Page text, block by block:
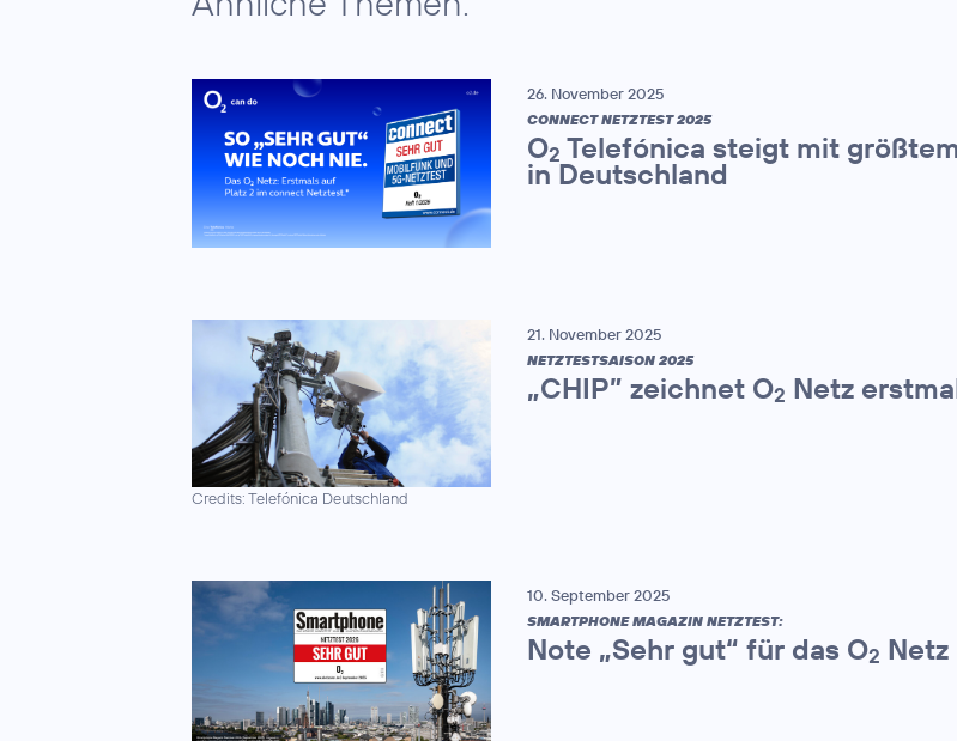
26. November 2025
CONNECT NETZTEST 2025
O2 Telefónica steigt mit
in Deutschland
Credits: Telefónica Deutschland
21. November 2025
NETZTESTSAISON 2025
„CHIP” zeichnet O2 Netz
10. September 2025
SMARTPHONE MAGAZIN NETZTEST:
Note „Sehr gut“ für das O2 Netz